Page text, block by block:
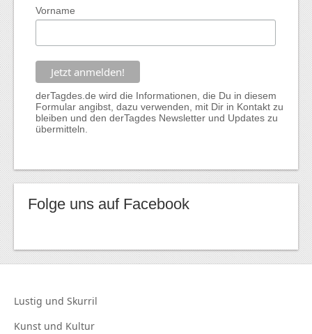
Vorname
derTagdes.de wird die Informationen, die Du in diesem
Formular angibst, dazu verwenden, mit Dir in Kontakt zu
bleiben und den derTagdes Newsletter und Updates zu
übermitteln.
Folge uns auf Facebook
Lustig und Skurril
Kunst und Kultur